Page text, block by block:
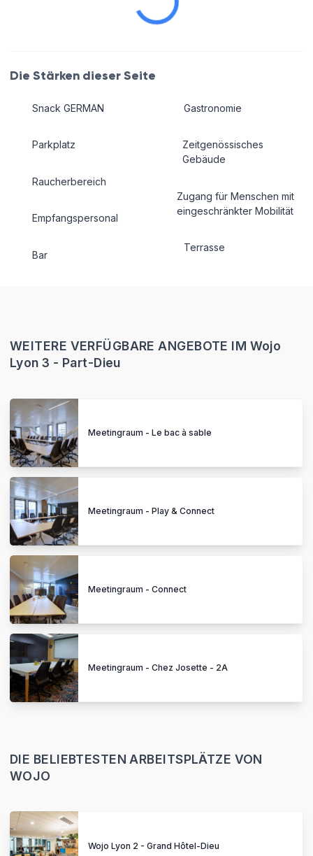
Die Stärken dieser Seite
Snack GERMAN
Parkplatz
Raucherbereich
Empfangspersonal
Bar
Gastronomie
Zeitgenössisches
Gebäude
Zugang für Menschen mit
eingeschränkter Mobilität
Terrasse
WEITERE VERFÜGBARE ANGEBOTE IM Wojo
Lyon 3 - Part-Dieu
Meetingraum - Le bac à sable
Meetingraum - Play & Connect
Meetingraum - Connect
Meetingraum - Chez Josette - 2A
DIE BELIEBTESTEN ARBEITSPLÄTZE VON
WOJO
Wojo Lyon 2 - Grand Hôtel-Dieu